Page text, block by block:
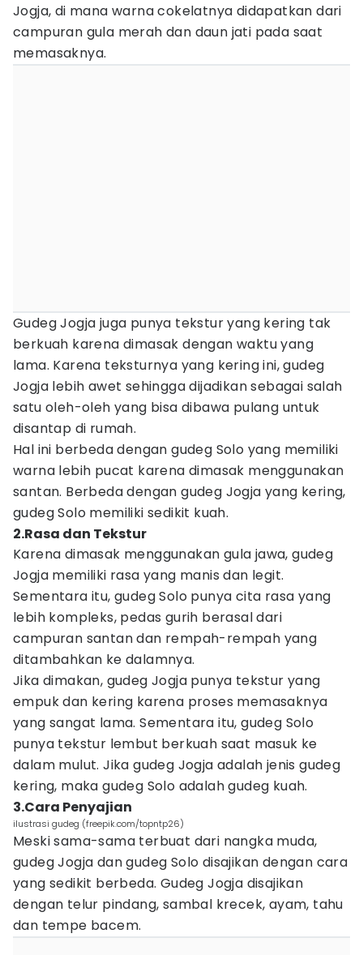
Jogja, di mana warna cokelatnya didapatkan dari
campuran gula merah dan daun jati pada saat
memasaknya.
Gudeg Jogja juga punya tekstur yang kering tak
berkuah karena dimasak dengan waktu yang
lama. Karena teksturnya yang kering ini, gudeg
Jogja lebih awet sehingga dijadikan sebagai salah
satu oleh-oleh yang bisa dibawa pulang untuk
disantap di rumah.
Hal ini berbeda dengan gudeg Solo yang memiliki
warna lebih pucat karena dimasak menggunakan
santan. Berbeda dengan gudeg Jogja yang kering,
gudeg Solo memiliki sedikit kuah.
2.Rasa dan Tekstur
Karena dimasak menggunakan gula jawa, gudeg
Jogja memiliki rasa yang manis dan legit.
Sementara itu, gudeg Solo punya cita rasa yang
lebih kompleks, pedas gurih berasal dari
campuran santan dan rempah-rempah yang
ditambahkan ke dalamnya.
Jika dimakan, gudeg Jogja punya tekstur yang
empuk dan kering karena proses memasaknya
yang sangat lama. Sementara itu, gudeg Solo
punya tekstur lembut berkuah saat masuk ke
dalam mulut. Jika gudeg Jogja adalah jenis gudeg
kering, maka gudeg Solo adalah gudeg kuah.
3.Cara Penyajian
ilustrasi gudeg (freepik.com/topntp26)
Meski sama-sama terbuat dari nangka muda,
gudeg Jogja dan gudeg Solo disajikan dengan cara
yang sedikit berbeda. Gudeg Jogja disajikan
dengan telur pindang, sambal krecek, ayam, tahu
dan tempe bacem.